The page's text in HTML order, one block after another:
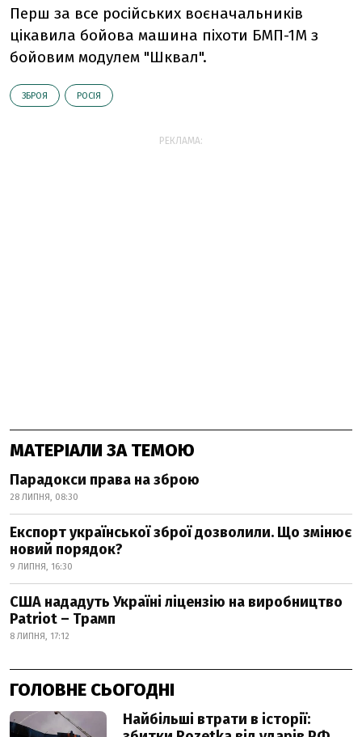
Перш за все російських воєначальників
цікавила бойова машина піхоти БМП-1М з
бойовим модулем "Шквал".
ЗБРОЯ РОСІЯ
РЕКЛАМА:
МАТЕРІАЛИ ЗА ТЕМОЮ
Парадокси права на зброю
28 ЛИПНЯ, 08:30
Експорт української зброї дозволили. Що змінює
новий порядок?
9 ЛИПНЯ, 16:30
США нададуть Україні ліцензію на виробництво
Patriot – Трамп
8 ЛИПНЯ, 17:12
ГОЛОВНЕ СЬОГОДНІ
Найбільші втрати в історії: